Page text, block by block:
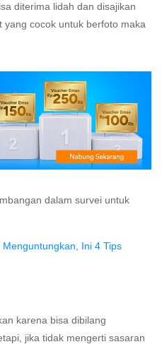
diterima lidah dan disajikan
cocok untuk berfoto maka
dalam survei untuk
Menguntungkan, Ini 4 Tips
karena bisa dibilang
jika tidak mengerti sasaran